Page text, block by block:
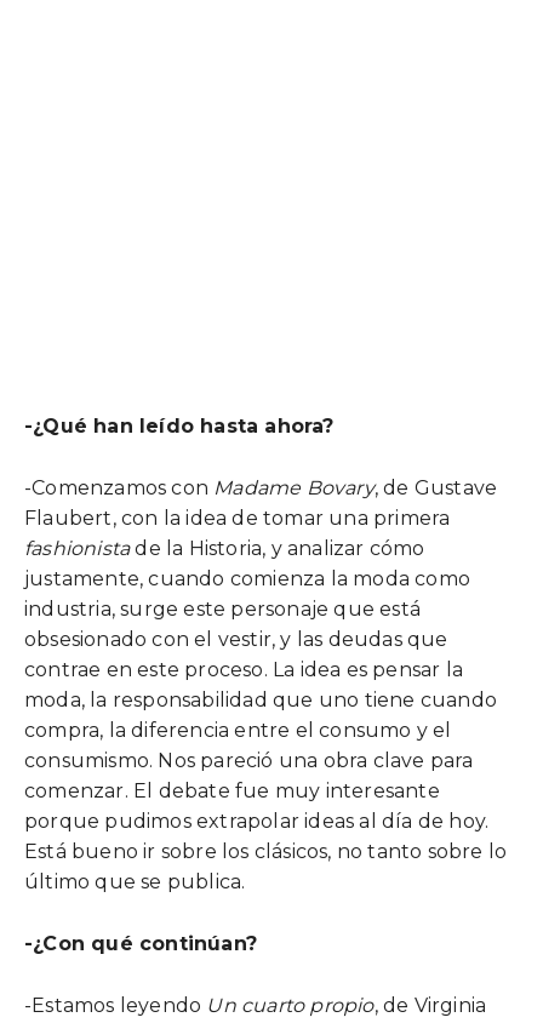
-¿Qué han leído hasta ahora?
-Comenzamos con Madame Bovary, de Gustave
Flaubert, con la idea de tomar una primera
fashionistade la Historia, y analizar cómo
justamente, cuando comienza la moda como
industria, surge este personaje que está
obsesionado con el vestir, y las deudas que
contrae en este proceso. La idea es pensar la
moda, la responsabilidad que uno tiene cuando
compra, la diferencia entre el consumo y el
consumismo. Nos pareció una obra clave para
comenzar. El debate fue muy interesante
porque pudimos extrapolar ideas al día de hoy.
Está bueno ir sobre los clásicos, no tanto sobre lo
último que se publica.
-¿Con qué continúan?
-Estamos leyendo Un cuarto propio, de Virginia